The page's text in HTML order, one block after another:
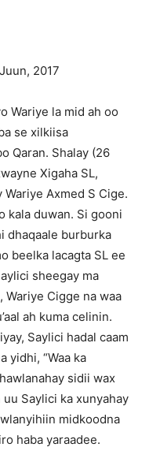
2017
Wariye la mid ah oo
se xilkiisa
Qaran. Shalay (26
Xigaha SL,
Axmed S Cige.
kala duwan. Si gooni
dhaqaale burburka
beelka lacagta SL ee
sheegay ma
Wariye Cigge na waa
ah kuma celinin.
Saylici hadal caam
yidhi, “Waa ka
sidii wax
uu Saylici ka xunyahay
midkoodna
haba yaraadee.